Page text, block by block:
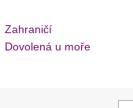
Zahraničí
Dovolená u moře